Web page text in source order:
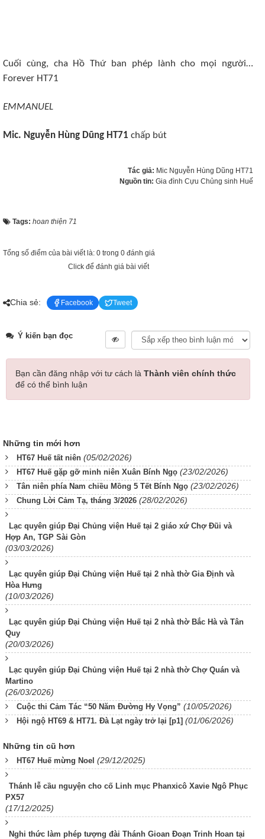
Cuối cùng, cha Hồ Thứ ban phép lành cho mọi người…
Forever HT71
EMMANUEL
Mic. Nguyễn Hùng Dũng HT71 chấp bút
Tác giả: Mic Nguyễn Hùng Dũng HT71
Nguồn tin: Gia đình Cựu Chủng sinh Huế
Tags: hoan thiện 71
Tổng số điểm của bài viết là: 0 trong 0 đánh giá
Click để đánh giá bài viết
Chia sẻ: Facebook Tweet
Ý kiến bạn đọc
Bạn cần đăng nhập với tư cách là Thành viên chính thức
để có thể bình luận
Những tin mới hơn
HT67 Huế tất niên (05/02/2026)
HT67 Huế gặp gỡ minh niên Xuân Bính Ngọ (23/02/2026)
Tân niên phía Nam chiều Mồng 5 Tết Bính Ngọ (23/02/2026)
Chung Lời Cảm Tạ, tháng 3/2026 (28/02/2026)
Lạc quyên giúp Đại Chủng viện Huế tại 2 giáo xứ Chợ Đũi và
Hợp An, TGP Sài Gòn
(03/03/2026)
Lạc quyên giúp Đại Chủng viện Huế tại 2 nhà thờ Gia Định và
Hòa Hưng
(10/03/2026)
Lạc quyên giúp Đại Chủng viện Huế tại 2 nhà thờ Bắc Hà và Tân
Quy
(20/03/2026)
Lạc quyên giúp Đại Chủng viện Huế tại 2 nhà thờ Chợ Quán và
Martino
(26/03/2026)
Cuộc thi Cảm Tác “50 Năm Đường Hy Vọng” (10/05/2026)
Hội ngộ HT69 & HT71. Đà Lạt ngày trở lại [p1] (01/06/2026)
Những tin cũ hơn
HT67 Huế mừng Noel (29/12/2025)
Thánh lễ cầu nguyện cho cố Linh mục Phanxicô Xavie Ngô Phục
PX57
(17/12/2025)
Nghi thức làm phép tượng đài Thánh Gioan Đoạn Trinh Hoan tại